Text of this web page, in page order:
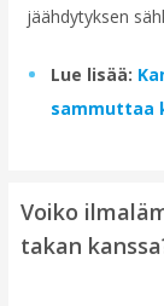
jäähdytyksen
Lue lisää:
sammuttaa
Voiko
takan